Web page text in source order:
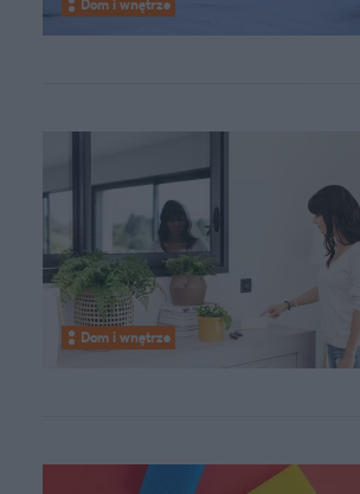
Dom i wnętrze
Dom i wnętrze